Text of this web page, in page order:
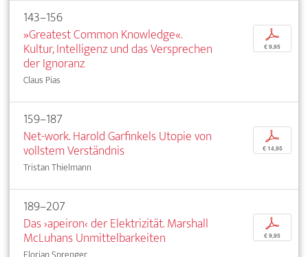
143–156
»Greatest Common Knowledge«.
Kultur, Intelligenz und das Versprechen
der Ignoranz
Claus Pias
p
€ 9,95
159–187
Net-work. Harold Garfinkels Utopie von
vollstem Verständnis
Tristan Thielmann
p
€ 14,95
189–207
Das ›apeiron‹ der Elektrizität. Marshall
McLuhans Unmittelbarkeiten
p
€ 9,95